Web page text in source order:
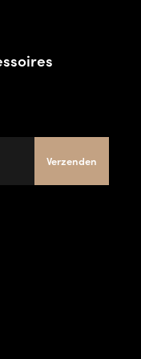
Verzenden